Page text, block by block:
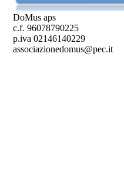
DoMus aps
c.f. 96078790225
p.iva 02146140229
associazionedomus@pec.it